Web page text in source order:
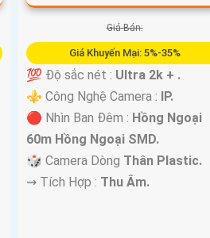
Giá Bán:
Giá Khuyến Mại: 5%-35%
💯 Độ sắc nét : Ultra 2k + .
⚜️ Công Nghệ Camera : IP.
🔴 Nhìn Ban Đêm : Hồng Ngoại
60m Hồng Ngoại SMD.
🎲 Camera Dòng Thân Plastic.
️⇝ Tích Hợp : Thu Âm.